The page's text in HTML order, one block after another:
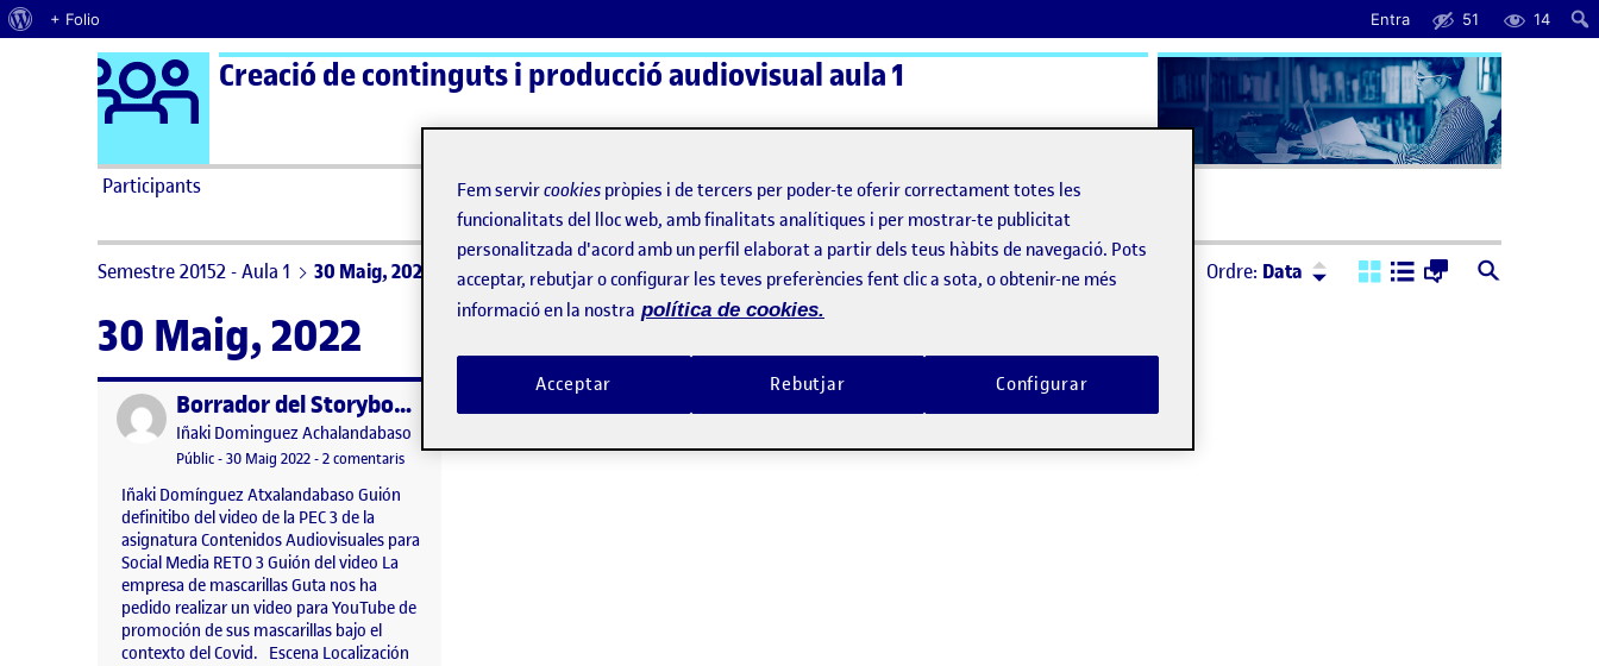
Quant al WordPress
+ Folio Entra 51 14
Saltar al contingut Logo Ágora
Creació de continguts i producció audiovisual aula 1
Participants ActiFolios Ajuda
Semestre 20152 - Aula 1 30 Maig, 2022 Ordre: Data Ordre: Descendent
30 Maig, 2022
Publicat per Borrador del Storyboard
Publicat per
Iñaki Dominguez Achalandabaso
Visibilitat:
Públic-Data de publicació
30 Maig 202222 juny, 2022 11:19 am
-2 comentarisa Borrador del Storyboard
Iñaki Domínguez Atxalandabaso Guión
definitibo del video de la PEC 3 de la
asignatura Contenidos Audiovisuales para
Social Media RETO 3 Guión del video La
empresa de mascarillas Guta nos ha
pedido realizar un video para YouTube de
promoción de sus mascarillas bajo el
contexto del Covid. Escena Localización
Fem servircookies pròpies i de tercers per poder-te oferir correctament totes les
funcionalitats del lloc web, amb finalitats analítiques i per mostrar-te publicitat
personalitzada d'acord amb un perfil elaborat a partir dels teus hàbits de navegació. Pots
acceptar, rebutjar o configurar les teves preferències fent clic a sota, o obtenir-ne més
informació en la nostra política de cookies.
Rebutjar
Acceptar Configurar